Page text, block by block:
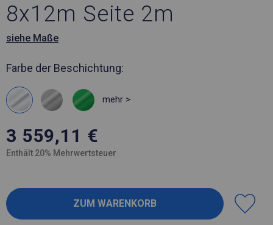
8x12m Seite 2m
siehe Maße
Farbe der Beschichtung:
mehr >
3 559,11 €
Enthält 20% Mehrwertsteuer